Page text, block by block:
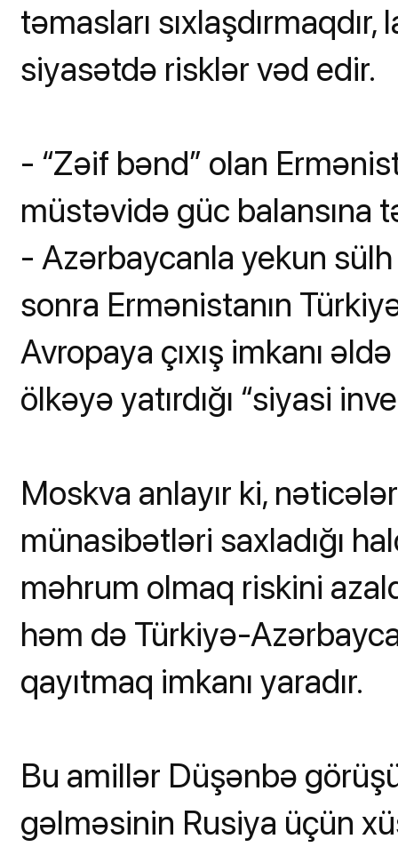
təmasları
siyasətdə risklər vəd edir.
- “Zəif bənd” olan
müstəvidə güc balansına
- Azərbaycanla yekun
sonra Ermənistanın
Avropaya çıxış imkanı
ölkəyə yatırdığı “siyasi
Moskva anlayır ki,
münasibətləri saxladığı
məhrum olmaq riskini
həm də Türkiyə-
qayıtmaq imkanı yaradır.
Bu amillər Düşənbə
gəlməsinin Rusiya üçün